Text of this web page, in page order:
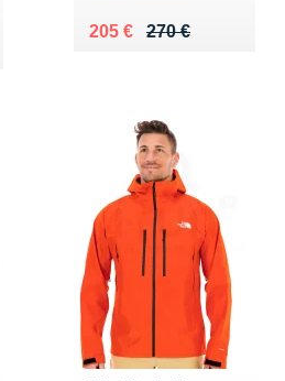
270 €
Au lieu de 270 €
205 €
Vendu 205 €